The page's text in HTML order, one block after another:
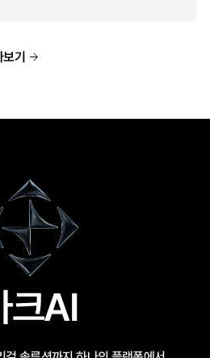
기
크AI